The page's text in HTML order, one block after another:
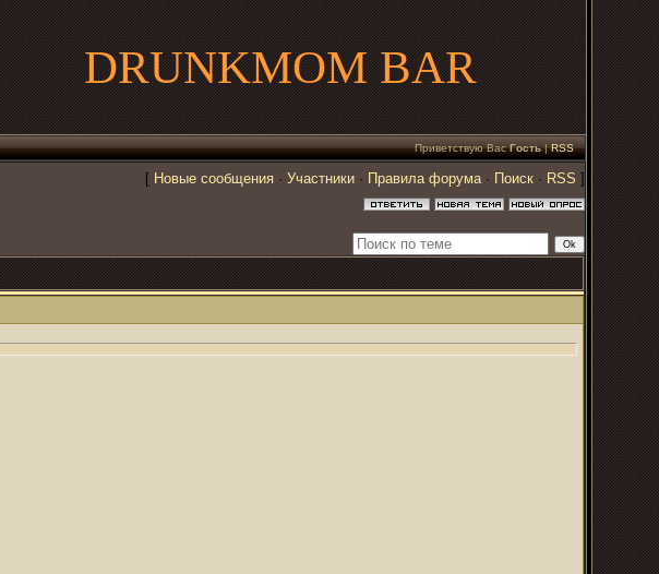
DRUNKMOM BAR
Приветствую Вас Гость|RSS
[ Новые сообщения · Участники · Правила форума· Поиск · RSS ]